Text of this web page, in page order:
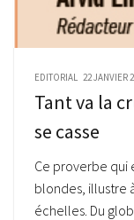
EDITORIAL 22 JANVIER
Tant va la
se casse
Ce proverbe qui
blondes, illustre
échelles. Du